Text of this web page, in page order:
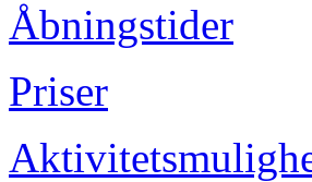
Åbningstider
Priser